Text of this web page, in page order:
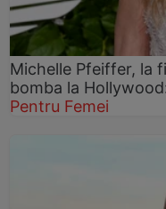
Michelle Pfeiffer, la
bomba la
Pentru Femei